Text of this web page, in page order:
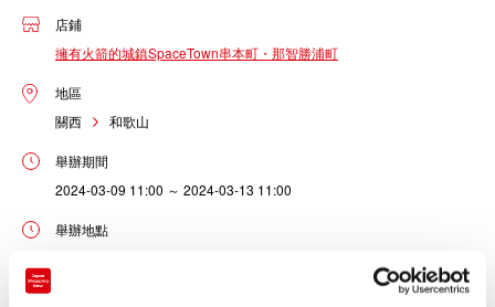
店鋪
擁有火箭的城鎮SpaceTown串本町・那智勝浦町
地區
關西
和歌山
舉辦期間
2024-03-09 11:00 ～ 2024-03-13 11:00
舉辦地點